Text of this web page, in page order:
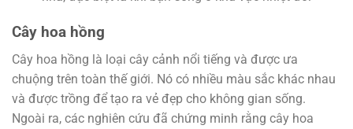
Cây hoa hồng
Cây hoa hồng là loại cây cảnh nổi tiếng và được ưa
chuộng trên toàn thế giới. Nó có nhiều màu sắc khác nhau
và được trồng để tạo ra vẻ đẹp cho không gian sống.
Ngoài ra, các nghiên cứu đã chứng minh rằng cây hoa